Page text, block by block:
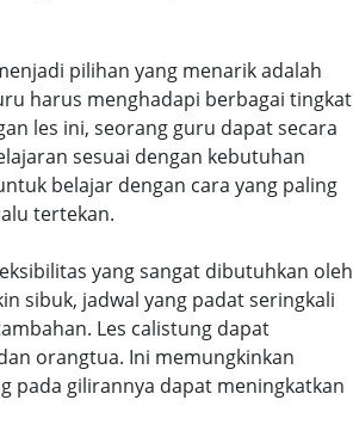
pilihan yang menarik adalah
harus menghadapi berbagai tingkat
les ini, seorang guru dapat secara
sesuai dengan kebutuhan
belajar dengan cara yang paling
tertekan.
yang sangat dibutuhkan oleh
sibuk, jadwal yang padat seringkali
Les calistung dapat
orangtua. Ini memungkinkan
pada gilirannya dapat meningkatkan